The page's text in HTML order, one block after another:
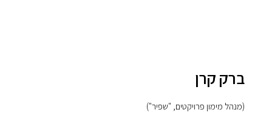
ברק קרן
(מנהל מימון פרויקטים, "שפיר")